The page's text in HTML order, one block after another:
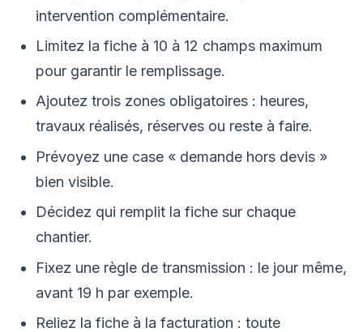
intervention complémentaire.
Limitez la fiche à 10 à 12 champs maximum
pour garantir le remplissage.
Ajoutez trois zones obligatoires : heures,
travaux réalisés, réserves ou reste à faire.
Prévoyez une case « demande hors devis »
bien visible.
Décidez qui remplit la fiche sur chaque
chantier.
Fixez une règle de transmission : le jour même,
avant 19 h par exemple.
Reliez la fiche à la facturation : toute